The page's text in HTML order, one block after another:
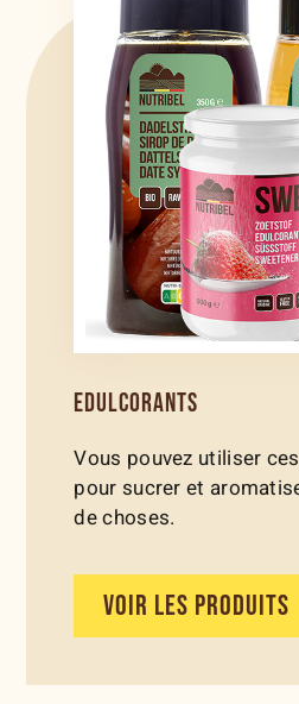
EDULCORANTS
Vous pouvez utiliser
pour sucrer et
de choses.
VOIR LES PRODUITS